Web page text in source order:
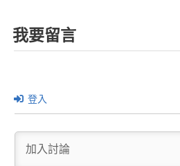
我要留言
登入